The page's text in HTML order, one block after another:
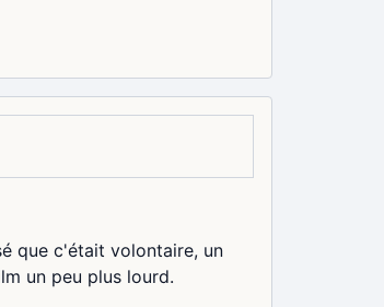
que c'était volontaire, un
un peu plus lourd.